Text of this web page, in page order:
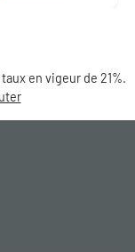
en vigeur de 21%.